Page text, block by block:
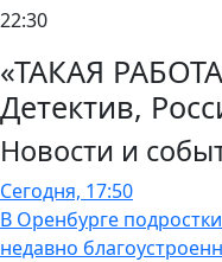
22:30
«ТАКАЯ
Детектив,
Новости и
Сегодня, 17:50
В Оренбурге
недавно